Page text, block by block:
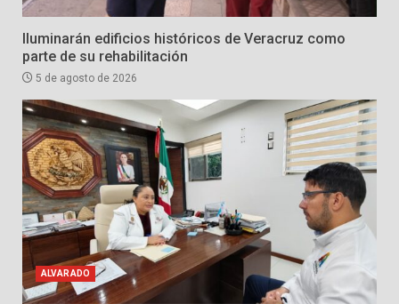
Iluminarán edificios históricos de Veracruz como
parte de su rehabilitación
5 de agosto de 2026
ALVARADO